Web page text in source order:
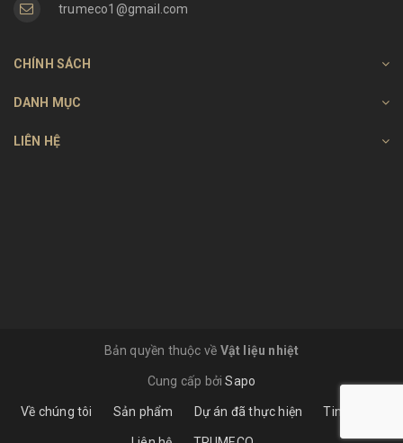
trumeco1@gmail.com
CHÍNH SÁCH
DANH MỤC
LIÊN HỆ
Bản quyền thuộc về Vật liệu nhiệt
Cung cấp bởiSapo
Về chúng tôi Sản phẩm Dự án đã thực hiện Tin tức